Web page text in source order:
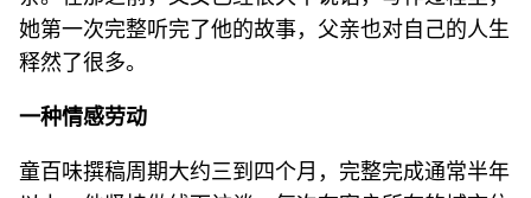
她第一次完整听完了他的故事，父亲也对自己的人生
释然了很多。
一种情感劳动
童百味撰稿周期大约三到四个月，完整完成通常半年